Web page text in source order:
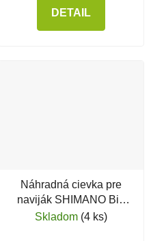
DETAIL
Náhradná cievka pre
naviják SHIMANO Big
Baitrunner XTB LC
Skladom (4 ks)